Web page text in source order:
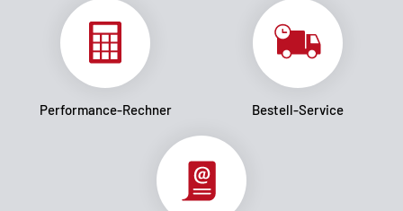
Performance-Rechner Bestell-Service